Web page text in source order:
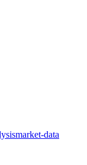
market-data